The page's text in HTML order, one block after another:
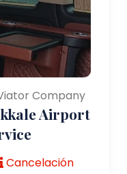
Company
Airport
Cancelación